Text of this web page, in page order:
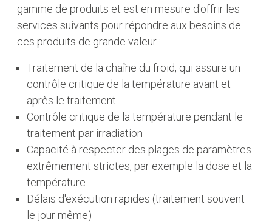
gamme de produits et est en mesure d'offrir les
services suivants pour répondre aux besoins de
ces produits de grande valeur :
Traitement de la chaîne du froid, qui assure un
contrôle critique de la température avant et
après le traitement
Contrôle critique de la température pendant le
traitement par irradiation
Capacité à respecter des plages de paramètres
extrêmement strictes, par exemple la dose et la
température
Délais d'exécution rapides (traitement souvent
le jour même)